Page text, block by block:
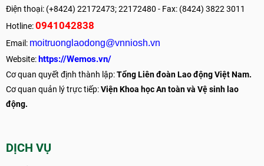
Điện thoại: (+8424) 22172473; 22172480 - Fax: (8424) 3822 3011
Hotline:0941042838
Email: moitruonglaodong@vnniosh.vn
Website:https://Wemos.vn/
Cơ quan quyết định thành lập:Tổng Liên đoàn Lao động Việt Nam.
Cơ quan quản lý trực tiếp:Viện Khoa học An toàn và Vệ sinh lao
động.
DỊCH VỤ